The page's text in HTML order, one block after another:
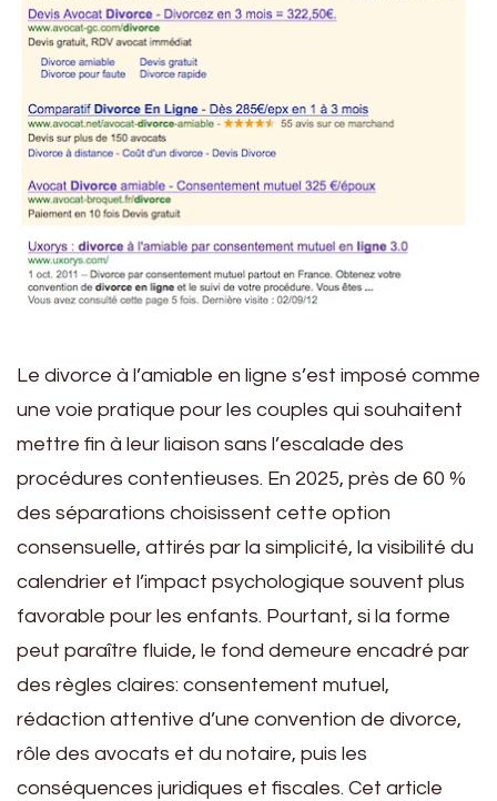
Le divorce à l’amiable en ligne s’est imposé comme
une voie pratique pour les couples qui souhaitent
mettre fin à leur liaison sans l’escalade des
procédures contentieuses. En 2025, près de 60 %
des séparations choisissent cette option
consensuelle, attirés par la simplicité, la visibilité du
calendrier et l’impact psychologique souvent plus
favorable pour les enfants. Pourtant, si la forme
peut paraître fluide, le fond demeure encadré par
des règles claires: consentement mutuel,
rédaction attentive d’une convention de divorce,
rôle des avocats et du notaire, puis les
conséquences juridiques et fiscales. Cet article